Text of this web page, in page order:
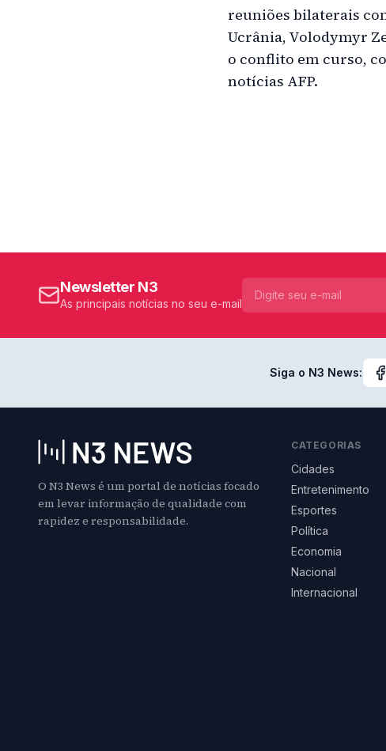
reuniões bilaterais
Ucrânia, Volodymyr
o conflito em curso,
notícias AFP.
Newsletter N3
As principais notícias no seu e-mail
Siga o N3 News:
O N3 News é um portal de notícias focado
em levar informação de qualidade com
rapidez e responsabilidade.
CATEGORIAS
Cidades
Entretenimento
Esportes
Política
Economia
Nacional
Internacional